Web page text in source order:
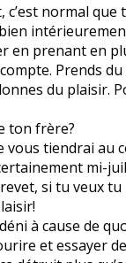
c’est normal
bien
en prenant en
Prends
du plaisir.
ton frère?
vous tiendrai au
mi-
si tu veux
à cause de
et essayer